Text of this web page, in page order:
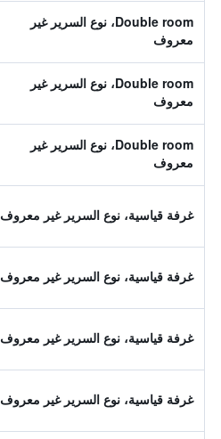
Double room، نوع السرير غير
معروف
Double room، نوع السرير غير
معروف
Double room، نوع السرير غير
معروف
غرفة قياسية، نوع السرير غير معروف
غرفة قياسية، نوع السرير غير معروف
غرفة قياسية، نوع السرير غير معروف
غرفة قياسية، نوع السرير غير معروف